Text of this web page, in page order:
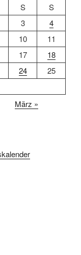
S
S
3
4
10
11
17
18
24
25
März »